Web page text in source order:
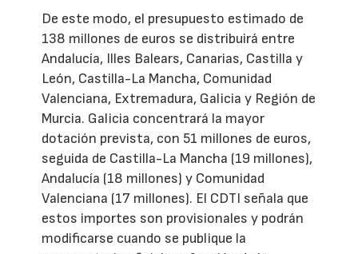
De este modo, el presupuesto estimado de
138 millones de euros se distribuirá entre
Andalucía, Illes Balears, Canarias, Castilla y
León, Castilla-La Mancha, Comunidad
Valenciana, Extremadura, Galicia y Región de
Murcia. Galicia concentrará la mayor
dotación prevista, con 51 millones de euros,
seguida de Castilla-La Mancha (19 millones),
Andalucía (18 millones) y Comunidad
Valenciana (17 millones). El CDTI señala que
estos importes son provisionales y podrán
modificarse cuando se publique la